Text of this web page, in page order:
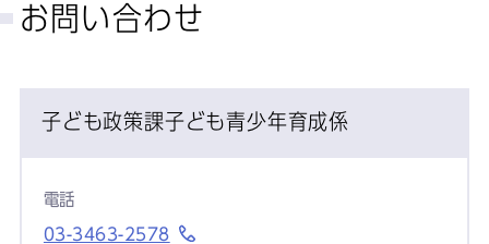
お問い合わせ
子ども政策課子ども青少年育成係
電話
03-3463-2578